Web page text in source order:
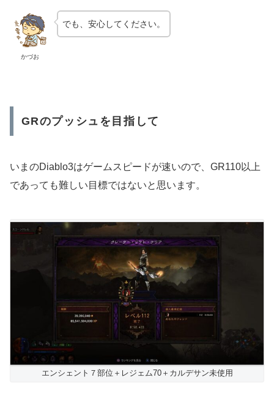
かづお
でも、安心してください。
GRのプッシュを目指して
いまのDiablo3はゲームスピードが速いので、GR110以上
であっても難しい目標ではないと思います。
エンシェント７部位＋レジェム70＋カルデサン未使用